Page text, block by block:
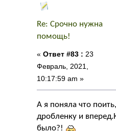
Re: Срочно нужна
помощь!
« Ответ #83 : 23
Февраль, 2021,
10:17:59 am »
А я поняла что
дробленку и
было?!